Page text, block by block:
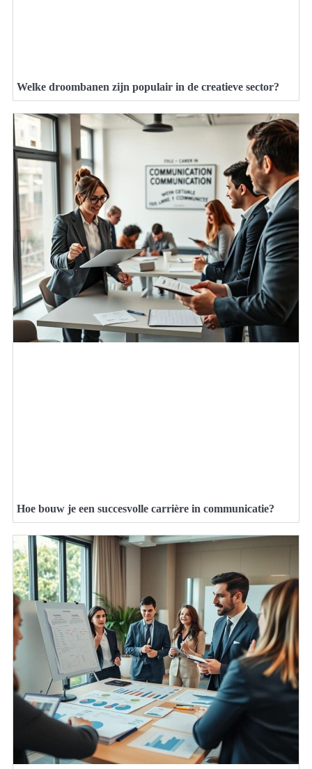
Welke droombanen zijn populair in de creatieve sector?
Hoe bouw je een succesvolle carrière in communicatie?